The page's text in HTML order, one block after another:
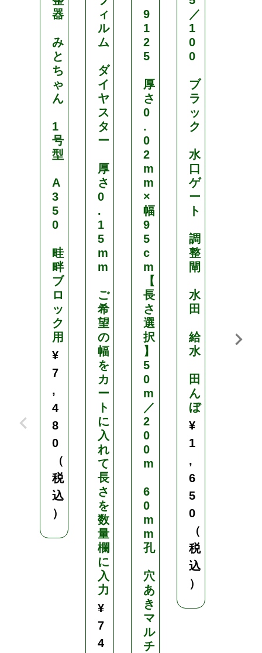
器
み
と
ち
ゃ
ん
1
号
型
A
3
5
0
畦
畔
ブ
ロ
ッ
ク
用
¥
7
,
4
8
0
（
税
込
）
ィ
ル
ム
ダ
イ
ヤ
ス
タ
ー
厚
さ
0
.
1
5
m
m
ご
希
望
の
幅
を
カ
ー
ト
に
入
れ
て
長
さ
を
数
量
欄
に
入
力
¥
7
4
9
1
2
5
厚
さ
0
.
0
2
m
m
×
幅
9
5
c
m
【
長
さ
選
択
】
5
0
m
／
2
0
0
m
6
0
m
m
孔
穴
あ
き
マ
ル
チ
／
1
0
0
ブ
ラ
ッ
ク
水
口
ゲ
ー
ト
調
整
閘
水
田
給
水
田
ん
ぼ
¥
1
,
6
5
0
（
税
込
）
型